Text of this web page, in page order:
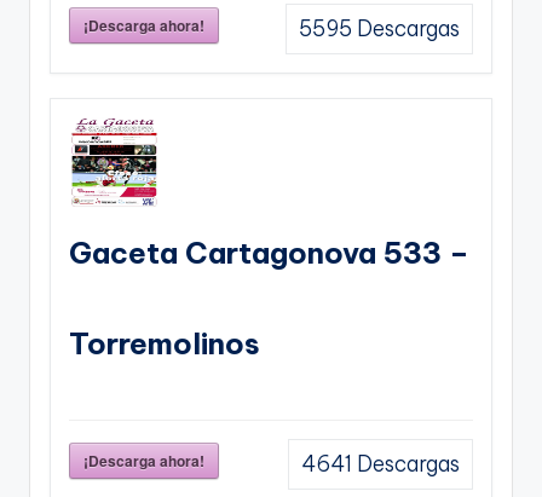
¡Descarga ahora! 5595 Descargas
Gaceta Cartagonova 533 –
Torremolinos
¡Descarga ahora! 4641 Descargas